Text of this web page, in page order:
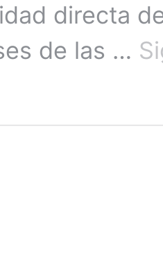
directa
de las …